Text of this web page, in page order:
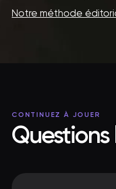
Notre méthode
CONTINUEZ À JOUER
Questions